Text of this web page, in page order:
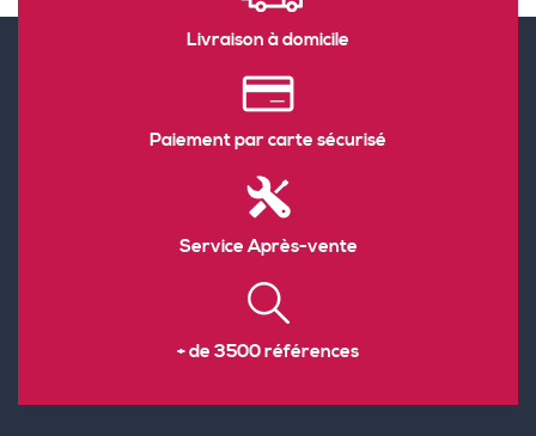
Livraison à domicile
Paiement par carte sécurisé
Service Après-vente
+ de 3500 références